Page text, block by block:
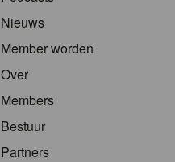
Nieuws
Member worden
Over
Members
Bestuur
Partners